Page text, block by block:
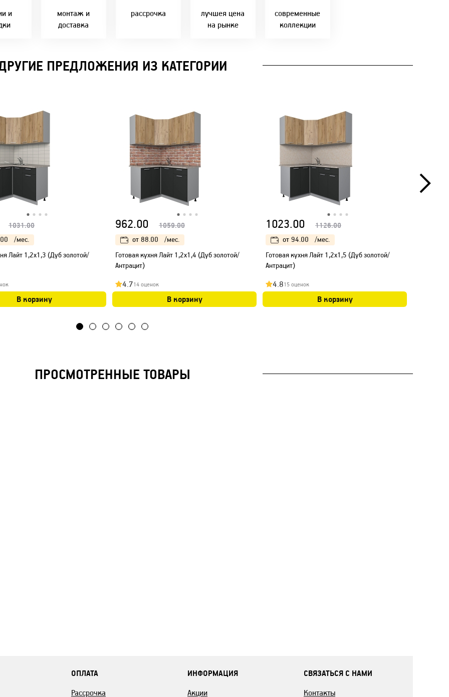
и
монтаж и
доставка
В удобное для Вас
рассрочка
FUN - 4 мес.
лучшея цена
на рынке
современные
коллекции
ПРЕДЛОЖЕНИЯ ИЗ КАТЕГОРИИ
1031.00
/мес.
Лайт 1,2x1,3 (Дуб золотой/
В корзину
962.00 1059.00
от 88.00
/мес.
Готовая кухня Лайт 1,2x1,4 (Дуб золотой/
Антрацит)
4.714 оценок
В корзину
1023.00 1126.00
от 94.00
/мес.
Готовая кухня Лайт 1,2x1,5 (Дуб золотой/
Антрацит)
4.815 оценок
В корзину
ПРОСМОТРЕННЫЕ ТОВАРЫ
ОПЛАТА
Рассрочка
ИНФОРМАЦИЯ
Акции
СВЯЗАТЬСЯ С НАМИ
Контакты